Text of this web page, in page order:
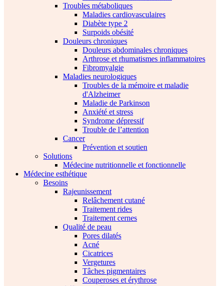
Troubles métaboliques
Maladies cardiovasculaires
Diabète type 2
Surpoids obésité
Douleurs chroniques
Douleurs abdominales chroniques
Arthrose et rhumatismes inflammatoires
Fibromyalgie
Maladies neurologiques
Troubles de la mémoire et maladie
d'Alzheimer
Maladie de Parkinson
Anxiété et stress
Syndrome dépressif
Trouble de l’attention
Cancer
Prévention et soutien
Solutions
Médecine nutritionnelle et fonctionnelle
Médecine esthétique
Besoins
Rajeunissement
Relâchement cutané
Traitement rides
Traitement cernes
Qualité de peau
Pores dilatés
Acné
Cicatrices
Vergetures
Tâches pigmentaires
Couperoses et érythrose